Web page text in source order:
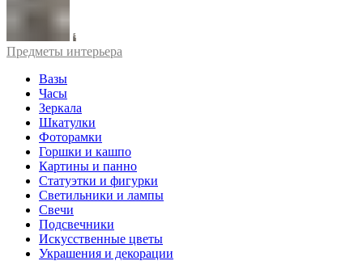
Предметы интерьера
Вазы
Часы
Зеркала
Шкатулки
Фоторамки
Горшки и кашпо
Картины и панно
Статуэтки и фигурки
Светильники и лампы
Свечи
Подсвечники
Искусственные цветы
Украшения и декорации